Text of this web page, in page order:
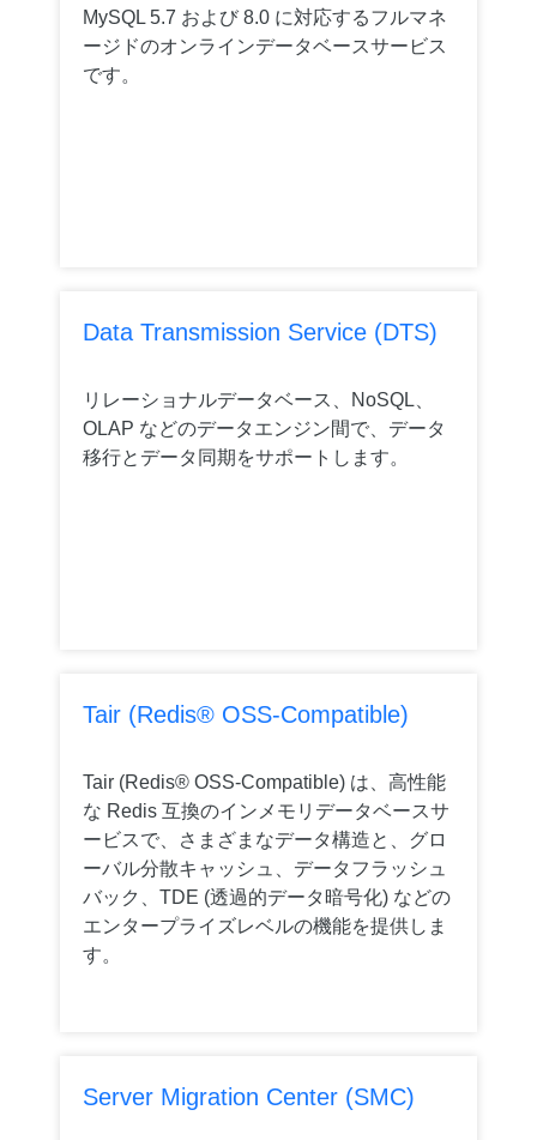
MySQL 5.7 および 8.0 に対応するフルマネ
ージドのオンラインデータベースサービス
です。
Data Transmission Service (DTS)
リレーショナルデータベース、NoSQL、
OLAP などのデータエンジン間で、データ
移行とデータ同期をサポートします。
Tair (Redis® OSS-Compatible)
Tair (Redis® OSS-Compatible) は、高性能
な Redis 互換のインメモリデータベースサ
ービスで、さまざまなデータ構造と、グロ
ーバル分散キャッシュ、データフラッシュ
バック、TDE (透過的データ暗号化) などの
エンタープライズレベルの機能を提供しま
す。
Server Migration Center (SMC)